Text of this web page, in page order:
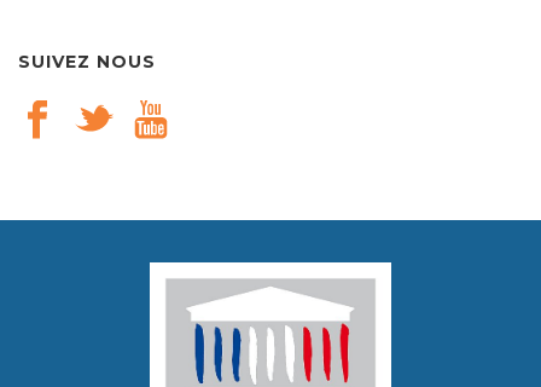
SUIVEZ NOUS